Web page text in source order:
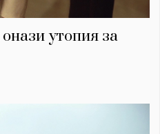
утопия за